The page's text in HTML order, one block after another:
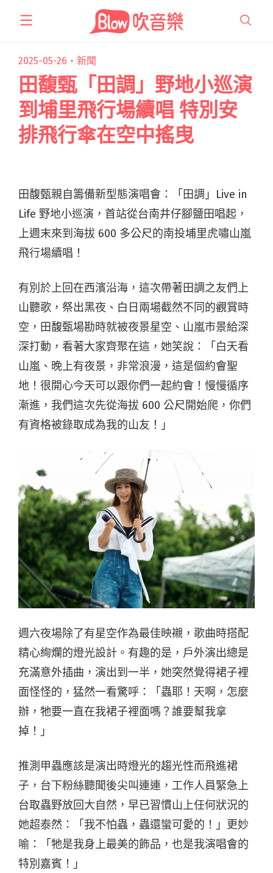
2025-05-26・ 新聞
田馥甄「田調」野地小巡演
到埔里飛行場續唱 特別安
排飛行傘在空中搖曳
田馥甄親自籌備新型態演唱會：「田調」Live in
Life 野地小巡演，首站從台南井仔腳鹽田唱起，
上週末來到海拔 600 多公尺的南投埔里虎嘯山嵐
飛行場續唱！
有別於上回在西濱沿海，這次帶著田調之友們上
山聽歌，祭出黑夜、白日兩場截然不同的觀賞時
空，田馥甄場勘時就被夜景星空、山嵐市景給深
深打動，看著大家齊聚在這，她笑說：「白天看
山嵐、晚上有夜景，非常浪漫，這是個約會聖
地！很開心今天可以跟你們一起約會！慢慢循序
漸進，我們這次先從海拔 600 公尺開始爬，你們
有資格被錄取成為我的山友！」
週六夜場除了有星空作為最佳映襯，歌曲時搭配
精心絢爛的燈光設計。有趣的是，戶外演出總是
充滿意外插曲，演出到一半，她突然覺得裙子裡
面怪怪的，猛然一看驚呼：「蟲耶！天啊，怎麼
辦，牠要一直在我裙子裡面嗎？誰要幫我拿
掉！」
推測甲蟲應該是演出時燈光的趨光性而飛進裙
子，台下粉絲聽聞後尖叫連連，工作人員緊急上
台取蟲野放回大自然，早已習慣山上任何狀況的
她超泰然：「我不怕蟲，蟲還蠻可愛的！」更妙
喻：「牠是我身上最美的飾品，也是我演唱會的
特別嘉賓！」